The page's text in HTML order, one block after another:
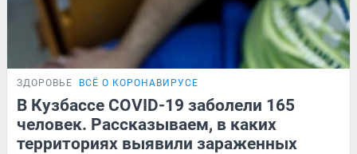
ЗДОРОВЬЕ ВСЁ О КОРОНАВИРУСЕ
В Кузбассе COVID-19 заболели 165
человек. Рассказываем, в каких
территориях выявили зараженных